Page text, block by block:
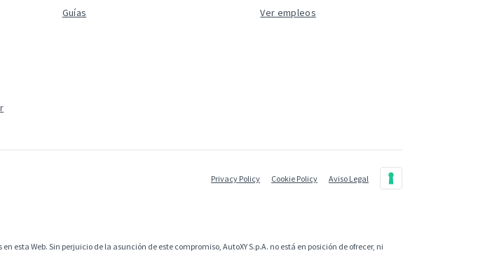
Guías
Ver empleos
Privacy Policy Cookie Policy Aviso Legal
Web. Sin perjuicio de la asunción de este compromiso, AutoXY S.p.A. no está en posición de ofrecer, ni